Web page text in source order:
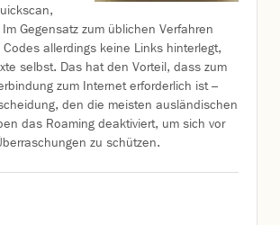
Gegensatz zum üblichen Verfahren
allerdings keine Links hinterlegt,
selbst. Das hat den Vorteil, dass zum
zum Internet erforderlich ist –
den die meisten ausländischen
das Roaming deaktiviert, um sich vor
zu schützen.